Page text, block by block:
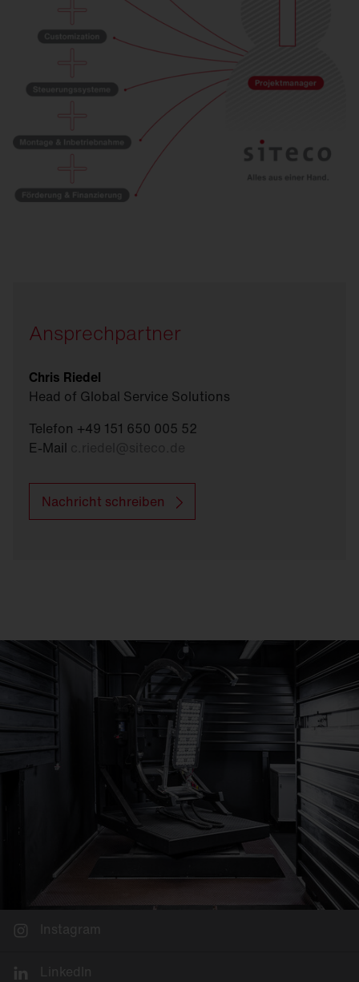
Ansprechpartner
Chris Riedel
Head of Global Service Solutions
Telefon +49 151 650 005 52
E-Mail
Nachricht schreiben
Instagram
LinkedIn